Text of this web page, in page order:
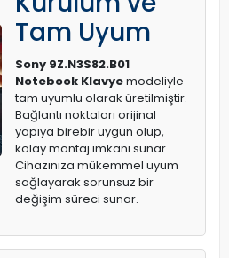
Tam Uyum
Sony 9Z.N3S82.B01
Notebook Klavyemodeliyle
tam uyumlu olarak üretilmiştir.
Bağlantı noktaları orijinal
yapıya birebir uygun olup,
kolay montaj imkanı sunar.
Cihazınıza mükemmel uyum
sağlayarak sorunsuz bir
değişim süreci sunar.